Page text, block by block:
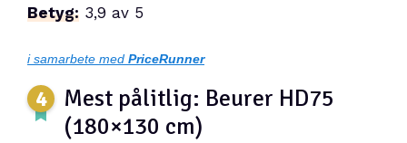
Betyg: 3,9 av 5
i samarbete med PriceRunner
Mest pålitlig: Beurer HD75
(180×130 cm)